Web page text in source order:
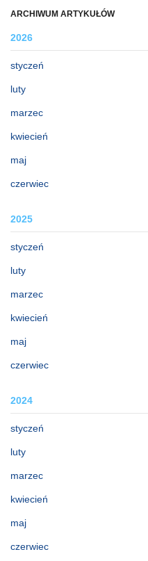
ARCHIWUM ARTYKUŁÓW
2026
styczeń
luty
marzec
kwiecień
maj
czerwiec
2025
styczeń
luty
marzec
kwiecień
maj
czerwiec
2024
styczeń
luty
marzec
kwiecień
maj
czerwiec